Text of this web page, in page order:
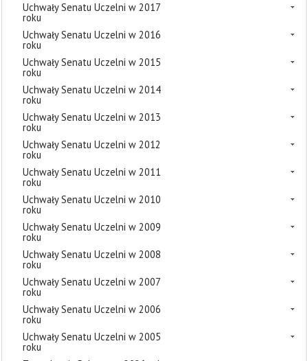
Uchwały Senatu Uczelni w 2017
roku
Uchwały Senatu Uczelni w 2016
roku
Uchwały Senatu Uczelni w 2015
roku
Uchwały Senatu Uczelni w 2014
roku
Uchwały Senatu Uczelni w 2013
roku
Uchwały Senatu Uczelni w 2012
roku
Uchwały Senatu Uczelni w 2011
roku
Uchwały Senatu Uczelni w 2010
roku
Uchwały Senatu Uczelni w 2009
roku
Uchwały Senatu Uczelni w 2008
roku
Uchwały Senatu Uczelni w 2007
roku
Uchwały Senatu Uczelni w 2006
roku
Uchwały Senatu Uczelni w 2005
roku